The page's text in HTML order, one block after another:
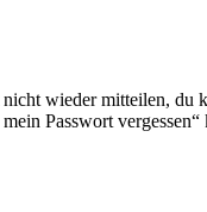
wieder mitteilen, du
Passwort